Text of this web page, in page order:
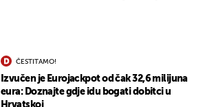
ČESTITAMO!
Izvučen je Eurojackpot od čak 32,6 milijuna
eura: Doznajte gdje idu bogati dobitci u
Hrvatskoj